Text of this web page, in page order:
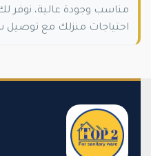
مناسب وجودة عالية، نوفر
احتياجات منزلك مع توصيل